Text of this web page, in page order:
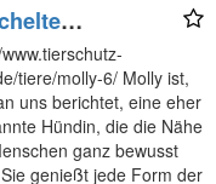
Zuhause,
tiere/molly-6/ Molly ist,
uns berichtet, eine eher
Hündin, die die Nähe
ganz bewusst
genießt jede Form der